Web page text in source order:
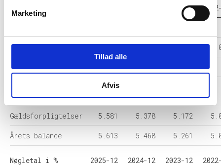
Marketing
Tillad alle
Afvis
2023-12
Omsætningsaktiver 5.598 5.453 5.246
Egenkapital 32 90 90
forpligtelser
-
Gældsforpligtelser 5.581 5.378 5.172
Årets balance 5.613 5.468 5.261
Nøgletal i % 2025-12 2024-12 2023-12